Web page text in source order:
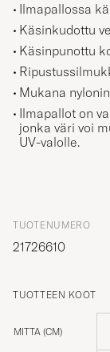
Ilmapallossa
Käsinkudottu
Käsinpunottu
Mukana
Ilmapallot on
jonka väri voi
UV-valolle.
TUOTENUMERO
21726610
TUOTTEEN KOOT
MITTA (CM)